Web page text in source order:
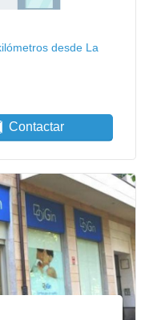
desde La
Contactar